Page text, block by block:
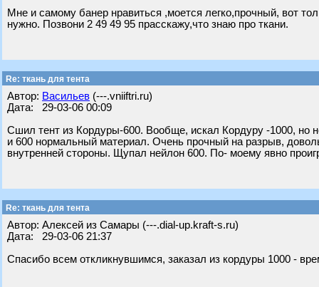
Мне и самому банер нравиться ,моется легко,прочный, вот
нужно. Позвони 2 49 49 95 прасскажу,что знаю про ткани.
Re: ткань для тента
Автор: Васильев (---.vniiftri.ru)
Дата: 29-03-06 00:09
Сшил тент из Кордуры-600. Вообще, искал Кордуру -1000, но
и 600 нормальный материал. Очень прочный на разрыв,
внутренней стороны. Щупал нейлон 600. По- моему явно
Re: ткань для тента
Автор: Алексей из Самары (---.dial-up.kraft-s.ru)
Дата: 29-03-06 21:37
Спасибо всем откликнувшимся, заказал из кордуры 1000 -